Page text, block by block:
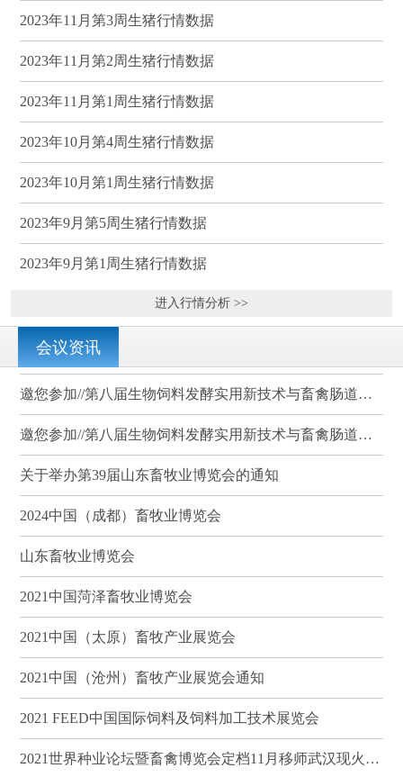
2023年11月第3周生猪行情数据
2023年11月第2周生猪行情数据
2023年11月第1周生猪行情数据
2023年10月第4周生猪行情数据
2023年10月第1周生猪行情数据
2023年9月第5周生猪行情数据
2023年9月第1周生猪行情数据
进入行情分析 >>
会议资讯
邀您参加//第八届生物饲料发酵实用新技术与畜禽肠道健康、营养科学研讨会（武汉）
邀您参加//第八届生物饲料发酵实用新技术与畜禽肠道健康、营养科学研讨会（武汉）
关于举办第39届山东畜牧业博览会的通知
2024中国（成都）畜牧业博览会
山东畜牧业博览会
2021中国菏泽畜牧业博览会
2021中国（太原）畜牧产业展览会
2021中国（沧州）畜牧产业展览会通知
2021 FEED中国国际饲料及饲料加工技术展览会
2021世界种业论坛暨畜禽博览会定档11月移师武汉现火热招商